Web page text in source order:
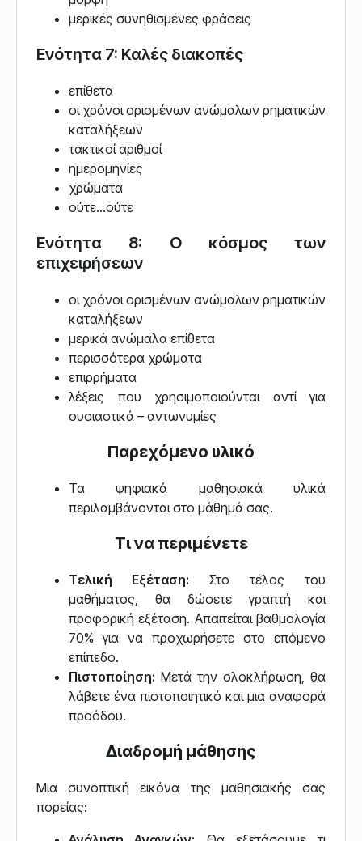
μερικές συνηθισμένες φράσεις
Ενότητα 7: Καλές διακοπές
επίθετα
οι χρόνοι ορισμένων ανώμαλων ρηματικών
καταλήξεων
τακτικοί αριθμοί
ημερομηνίες
χρώματα
ούτε…ούτε
Ενότητα 8: Ο κόσμος των
επιχειρήσεων
οι χρόνοι ορισμένων ανώμαλων ρηματικών
καταλήξεων
μερικά ανώμαλα επίθετα
περισσότερα χρώματα
επιρρήματα
λέξεις που χρησιμοποιούνται αντί για
ουσιαστικά – αντωνυμίες
Παρεχόμενο υλικό
Τα ψηφιακά μαθησιακά υλικά
περιλαμβάνονται στο μάθημά σας.
Τι να περιμένετε
Τελική Εξέταση: Στο τέλος του
μαθήματος, θα δώσετε γραπτή και
προφορική εξέταση. Απαιτείται βαθμολογία
70% για να προχωρήσετε στο επόμενο
επίπεδο.
Πιστοποίηση: Μετά την ολοκλήρωση, θα
λάβετε ένα πιστοποιητικό και μια αναφορά
προόδου.
Διαδρομή μάθησης
Μια συνοπτική εικόνα της μαθησιακής σας
πορείας: